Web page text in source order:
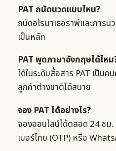
PAT ถนัดนวดแบบไหน?
ถนัดอโรมาเธอราพีและการ
เป็นหลัก
PAT พูดภาษาอังกฤษได้ไหม
ได้ในระดับสื่อสาร PAT เป็นค
ลูกค้าต่างชาติได้สบาย
จอง PAT ได้อย่างไร?
จองออนไลน์ได้ตลอด 24 ชม
เบอร์ไทย (OTP) หรือ